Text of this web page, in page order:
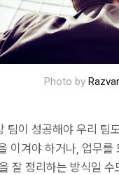
Photo by
팀이 성공해야 우리 팀
이겨야 하거나, 업무
잘 정리하는 방식일